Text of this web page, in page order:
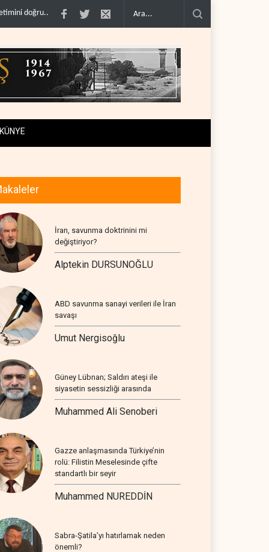
BAE, OPEC'ten ayrıldıktan sonra petrol üretimini rekor d�..
KÜNYE
İran, savunma doktrinini mi
değiştiriyor?
Alptekin DURSUNOĞLU
ABD savunma sanayi verileri ile İran
savaşı
Umut Nergisoğlu
Güney Lübnan; Saldırı ateşi ile
siyasetin sessizliği arasında
Muhammed Ali Senoberi
Gazze anlaşmasında Türkiye’nin
rolü: Filistin Meselesinde çifte
standartlı bir seyir
Muhammed NUREDDİN
Sabra-Şatila’yı hatırlamak neden
önemli?